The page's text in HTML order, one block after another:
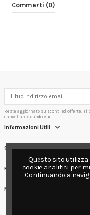
Commenti (0)
Resta aggiornato su sconti ed offerte. Ti
cancellare quando vuoi.
Informazioni Utili
Contact us
Follow us
Newsletter
Questo sito utilizza
cookie analitici per
Continuando a